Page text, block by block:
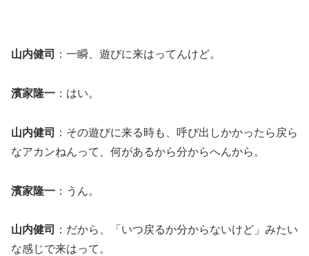
山内健司 ：一瞬、遊びに来はってんけど。
濱家隆一 ：はい。
山内健司
：その遊びに来る時も、呼び出しかかったら戻ら
なアカンねんって、何があるから分からへんから。
濱家隆一 ：うん。
山内健司
：だから、「いつ戻るか分からないけど」みたい
な感じで来はって。